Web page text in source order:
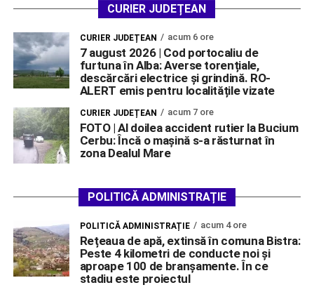
CURIER JUDEȚEAN
CURIER JUDEȚEAN acum 6 ore
7 august 2026 | Cod portocaliu de
furtuna în Alba: Averse torențiale,
descărcări electrice și grindină. RO-
ALERT emis pentru localitățile vizate
CURIER JUDEȚEAN acum 7 ore
FOTO | Al doilea accident rutier la Bucium
Cerbu: Încă o mașină s-a răsturnat în
zona Dealul Mare
POLITICĂ ADMINISTRAȚIE
POLITICĂ ADMINISTRAȚIE acum 4 ore
Rețeaua de apă, extinsă în comuna Bistra:
Peste 4 kilometri de conducte noi și
aproape 100 de branșamente. În ce
stadiu este proiectul